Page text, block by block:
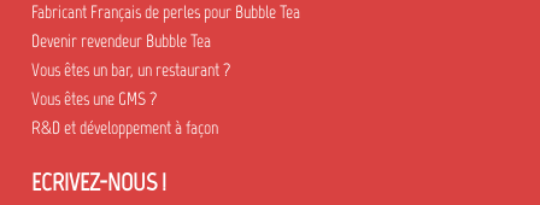
Fabricant Français de perles pour Bubble Tea
Devenir revendeur Bubble Tea
Vous êtes un bar, un restaurant ?
Vous êtes une GMS ?
R&D et développement à façon
ECRIVEZ-NOUS !